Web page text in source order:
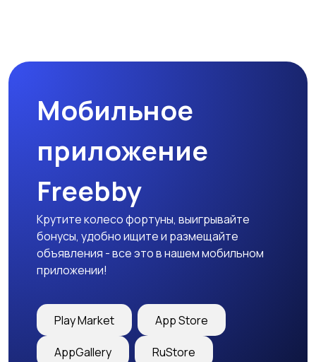
Медицина Начало карьеры
Образование и наука
закупки
Мобильное
приложение
Freebby
Крутите колесо фортуны, выигрывайте
бонусы, удобно ищите и размещайте
объявления - все это в нашем мобильном
приложении!
Play Market App Store
AppGallery RuStore